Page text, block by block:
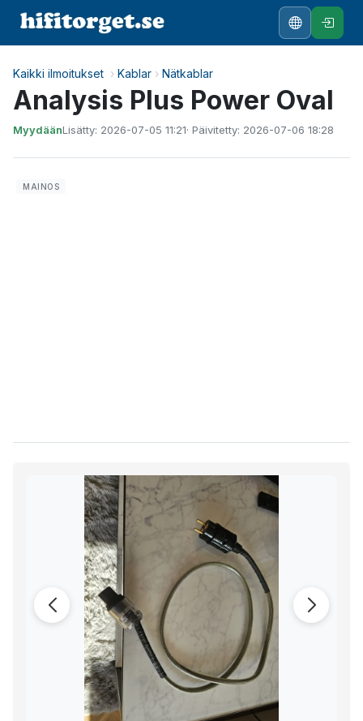
Kaikki ilmoitukset › Kablar › Nätkablar
Analysis Plus Power Oval
MyydäänLisätty: 2026-07-05 11:21· Päivitetty: 2026-07-06 18:28